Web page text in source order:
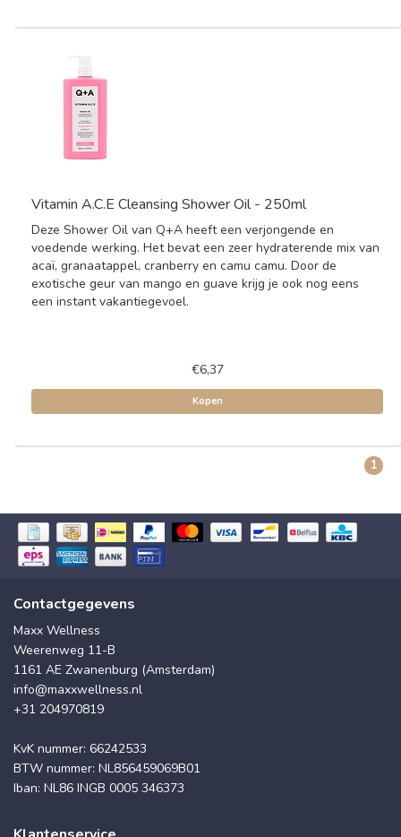
Vitamin A.C.E Cleansing Shower Oil - 250ml
Deze Shower Oil van Q+A heeft een verjongende en
voedende werking. Het bevat een zeer hydraterende mix van
acaï, granaatappel, cranberry en camu camu. Door de
exotische geur van mango en guave krijg je ook nog eens
een instant vakantiegevoel.
€6,37
Kopen
1
Contactgegevens
Maxx Wellness
Weerenweg 11-B
1161 AE Zwanenburg (Amsterdam)
info@maxxwellness.nl
+31 204970819
KvK nummer: 66242533
BTW nummer: NL856459069B01
Iban: NL86 INGB 0005 346373